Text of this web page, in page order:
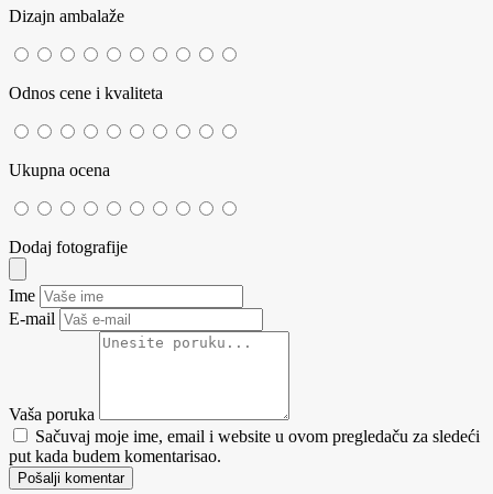
Dizajn ambalaže
Odnos cene i kvaliteta
Ukupna ocena
Dodaj fotografije
Ime
E-mail
Vaša poruka
Sačuvaj moje ime, email i website u ovom pregledaču za sledeći
put kada budem komentarisao.
Pošalji komentar